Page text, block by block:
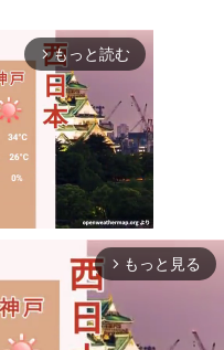
arrow_forward_ios もっと読む
Mute
arrow_forward_ios もっと見る